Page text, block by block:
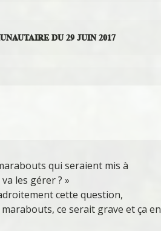
DU 29 JUIN 2017
qui seraient mis à
les gérer ? »
cette question,
ce serait grave et ça en